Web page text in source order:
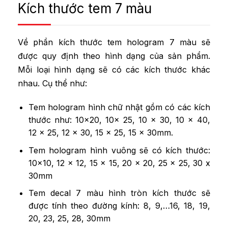
Kích thước tem 7 màu
Về phần kích thước tem hologram 7 màu sẽ
được quy định theo hình dạng của sản phẩm.
Mỗi loại hình dạng sẽ có các kích thước khác
nhau. Cụ thể như:
Tem hologram hình chữ nhật gồm có các kích
thước như: 10×20, 10x 25, 10 x 30, 10 x 40,
12 x 25, 12 x 30, 15 x 25, 15 x 30mm.
Tem hologram hình vuông sẽ có kích thước:
10×10, 12 x 12, 15 x 15, 20 x 20, 25 x 25, 30 x
30mm
Tem decal 7 màu hình tròn kích thước sẽ
được tính theo đường kính: 8, 9,…16, 18, 19,
20, 23, 25, 28, 30mm